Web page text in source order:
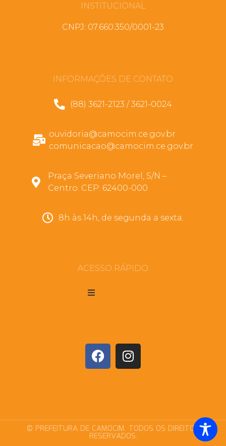
INSTITUCIONAL
CNPJ: 07.660.350/0001-23
INFORMAÇÕES DE CONTATO
(88) 3621-2123 / 3621-0024
ouvidoria@camocim.ce.gov.br
comunicacao@camocim.ce.gov.br
Praça Severiano Morel, S/N –
Centro. CEP: 62400-000
8h às 14h, de segunda a sexta.
ACESSO RÁPIDO
© PREFEITURA DE CAMOCIM. TODOS OS DIREITOS
RESERVADOS.